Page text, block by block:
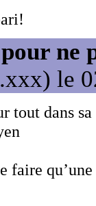
ne
le
tout dans
faire